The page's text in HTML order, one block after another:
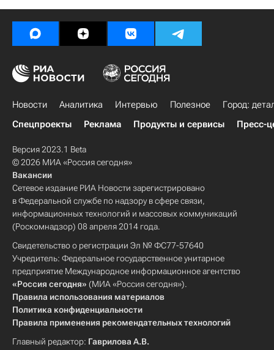
Новости Аналитика Интервью Полезное
Город:
Спецпроекты
Реклама Продукты и сервисы Пресс-
Версия 2023.1 Beta
© 2026 МИА «Россия сегодня»
Вакансии
Сетевое издание РИА Новости зарегистрировано
в Федеральной службе по надзору в сфере связи,
информационных технологий и массовых коммуникаций
(Роскомнадзор) 08 апреля 2014 года.
Свидетельство о регистрации Эл № ФС77-57640
Учредитель: Федеральное государственное унитарное
предприятие Международное информационное агентство
«Россия сегодня» (МИА «Россия сегодня»).
Правила использования материалов
Политика конфиденциальности
Правила применения рекомендательных технологий
Главный редактор: Гаврилова А.В.